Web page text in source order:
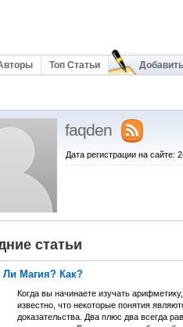
Топ Статьи
faqden
Дата регистрации на сайте:
статьи
Ли Магия? Как?
Когда вы начинаете изучать
известно, что некоторые понятия
доказательства. Два плюс два всегда